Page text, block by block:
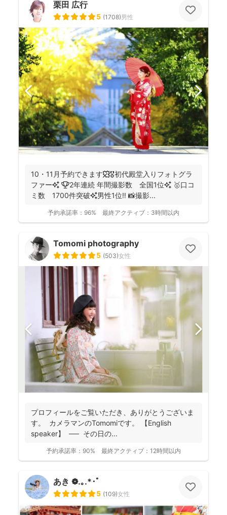
栗田 広行
5 (1708)男性
10・11月予約できます🍁🎖初代殿堂入りフォトグラ
ファー✨ 🏆2年連続 年間撮影数 全国1位✨ 🥇口コ
ミ数 1700件突破✨男性1位‼️ 📸撮影...
予約承諾率： 96% 最終アクティブ： 3時間以内
Tomomi photography
5 (503)女性
プロフィールをご覧いただき、ありがとうございま
す。 カメラマンのTomomiです。 【English
speaker】 ── その日の...
予約承諾率： 90% 最終アクティブ： 12時間以内
あき ❁.｡.*･ﾟ
5 (109)女性